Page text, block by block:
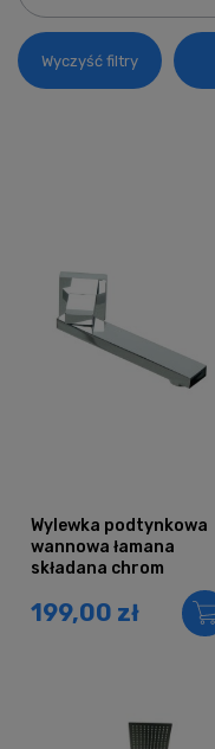
Wyczyść filtry
Wylewka podtynkowa
wannowa łamana
składana chrom
199,00 zł